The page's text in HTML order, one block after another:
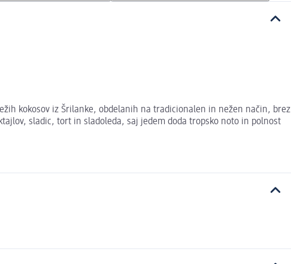
kokosov iz Šrilanke, obdelanih na tradicionalen in nežen način, brez
sladic, tort in sladoleda, saj jedem doda tropsko noto in polnost